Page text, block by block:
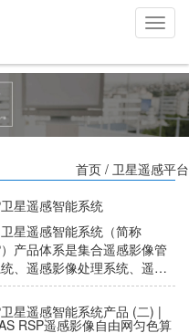
切
换
导
航
首页/ 卫星遥感平台
星遥感智能系统
卫星遥感智能系统（简称
产品体系是集合遥感影像管
、遥感影像处理系统、遥感
能解译分析系统及遥感影像
务系统，旨在为用户提供一
高效、智能的遥感产品服
星遥感智能系统产品 (二) |
RSP遥感影像自由网匀色算